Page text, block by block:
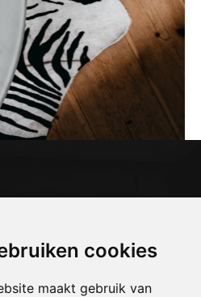
cookies
maakt gebruik van